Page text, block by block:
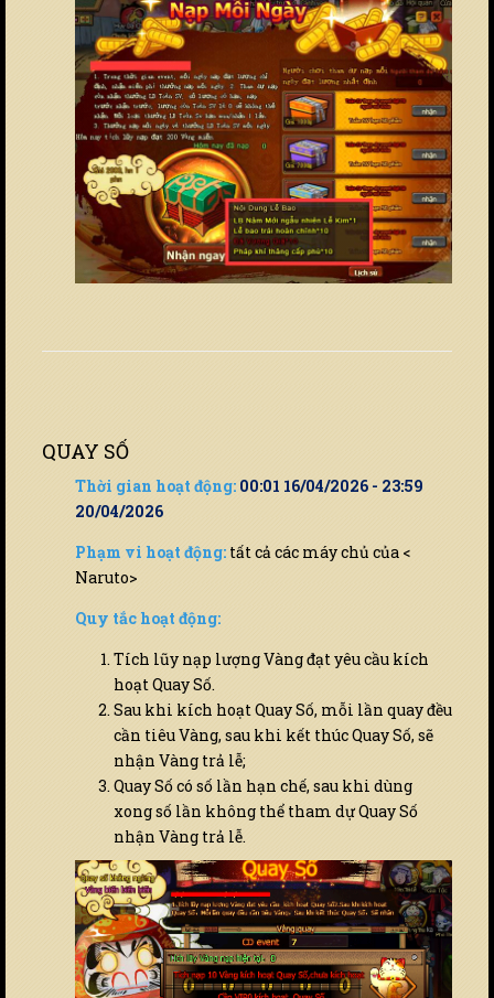
QUAY SỐ
Thời gian hoạt động: 00:01 16/04/2026 - 23:59
20/04/2026
Phạm vi hoạt động: tất cả các máy chủ của <
Naruto>
Quy tắc hoạt động:
Tích lũy nạp lượng Vàng đạt yêu cầu kích
hoạt Quay Số.
Sau khi kích hoạt Quay Số, mỗi lần quay đều
cần tiêu Vàng, sau khi kết thúc Quay Số, sẽ
nhận Vàng trả lễ;
Quay Số có số lần hạn chế, sau khi dùng
xong số lần không thể tham dự Quay Số
nhận Vàng trả lễ.